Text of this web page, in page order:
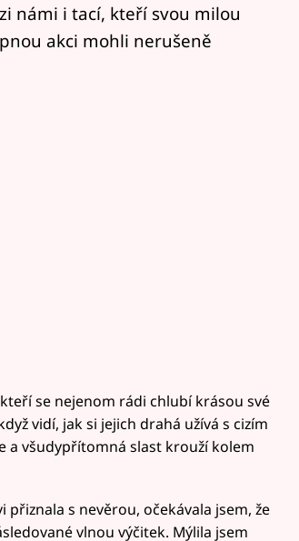
námi i tací, kteří svou milou
akci mohli nerušeně
se nejenom rádi chlubí krásou své
vidí, jak si jejich drahá užívá s cizím
a všudypřítomná slast krouží kolem
přiznala s nevěrou, očekávala jsem, že
vlnou výčitek. Mýlila jsem